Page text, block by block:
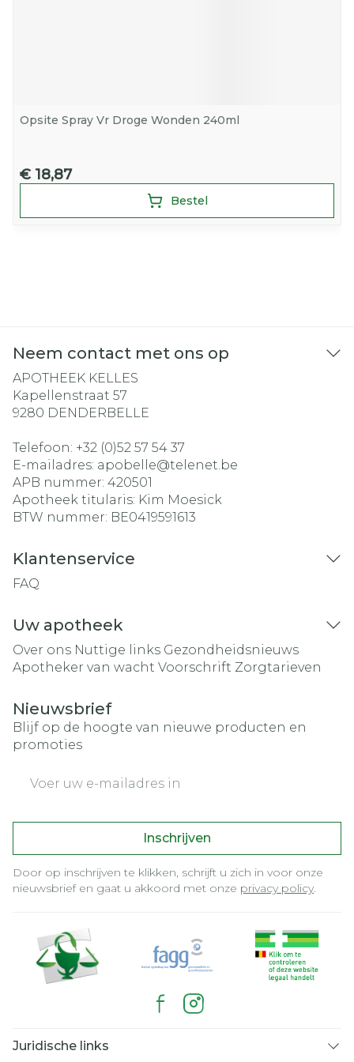
Opsite Spray Vr Droge Wonden 240ml
€ 18,87
Bestel
Neem contact met ons op
APOTHEEK KELLES
Kapellenstraat 57
9280 DENDERBELLE
Telefoon: +32 (0)52 57 54 37
E-mailadres: apobelle@telenet.be
APB nummer: 420501
Apotheek titularis: Kim Moesick
BTW nummer: BE0419591613
Klantenservice
FAQ
Uw apotheek
Over ons Nuttige links Gezondheidsnieuws
Apotheker van wacht Voorschrift Zorgtarieven
Nieuwsbrief
Blijf op de hoogte van nieuwe producten en
promoties
Inschrijven
Door op inschrijven te klikken, schrijft u zich in voor onze
nieuwsbrief en gaat u akkoord met onze privacy policy.
Juridische links